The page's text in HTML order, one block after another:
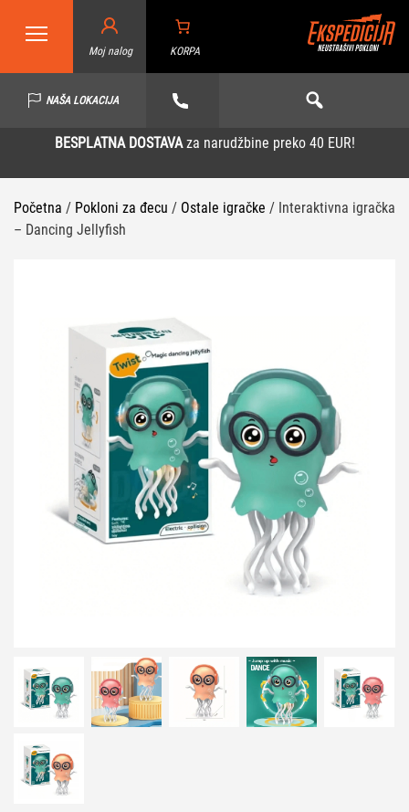
Moj nalog KORPA
NAŠA LOKACIJA
BESPLATNA DOSTAVAza narudžbine preko 40 EUR!
Početna / Pokloni za đecu / Ostale igračke / Interaktivna igračka
– Dancing Jellyfish